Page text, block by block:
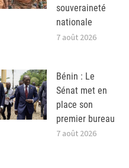
souveraineté
nationale
7 août 2026
Bénin : Le
Sénat met en
place son
premier bureau
7 août 2026